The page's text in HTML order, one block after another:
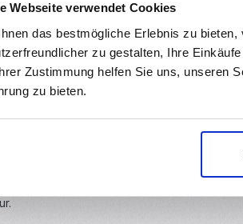
Webseite verwendet Cookies
das bestmögliche Erlebnis zu
zu gestalten, Ihre
Zustimmung helfen Sie uns, unseren
zu bieten.
Durchmessertoleranz von nur ±0,02 mm
Sunlu in der Filamentproduktion stellt
Für beste Druckergebnisse wird eine
40-60 mm/s liegen, um eine perfekte
Filament ist mit den meisten FDM 3D-
einen reibungslosen Druckprozess.
wird ein